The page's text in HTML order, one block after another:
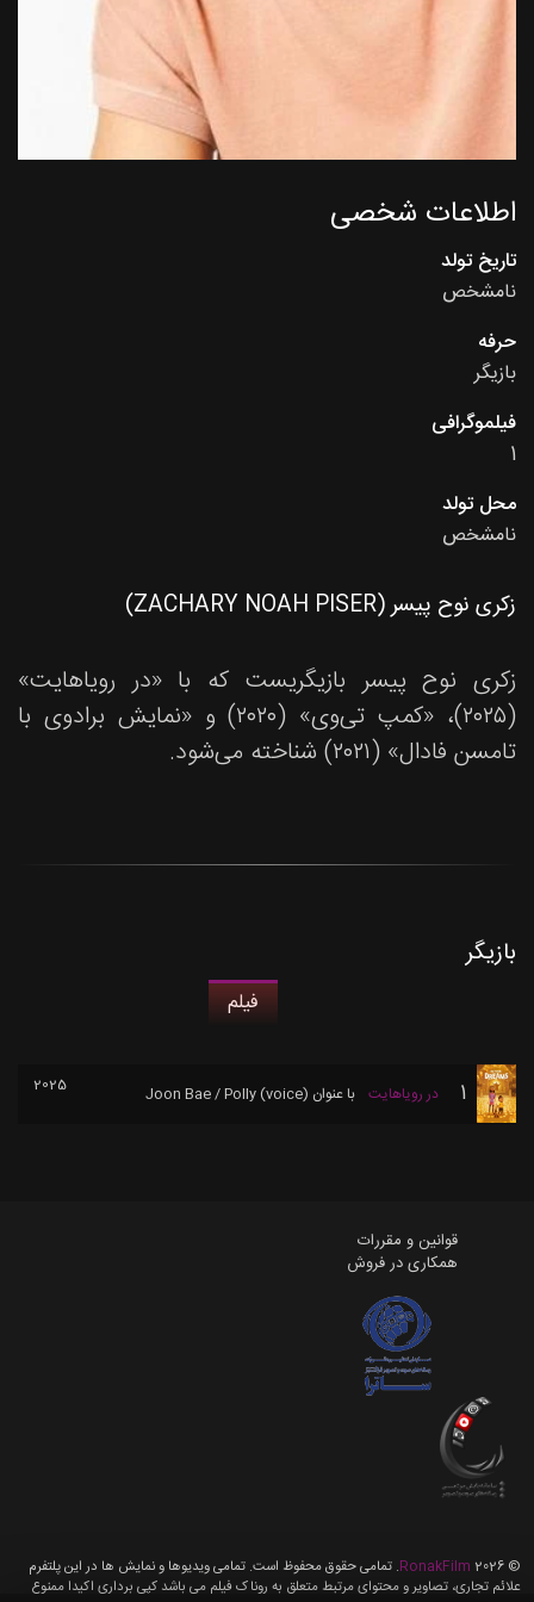
اطلاعات شخصی
تاریخ تولد
نامشخص
حرفه
بازیگر
فیلموگرافی
1
محل تولد
نامشخص
زکری نوح پیسر (ZACHARY NOAH PISER)
زکری نوح پیسر بازیگریست که با «در رویاهایت»
(۲۰۲۵)، «کمپ تی‌وی» (۲۰۲۰) و «نمایش برادوی با
تامسن فادال» (۲۰۲۱) شناخته می‌شود.
بازیگر
فیلم
1 در رویاهایت با عنوان Joon Bae / Polly (voice)
2025
قوانین و مقررات
همکاری در فروش
©
2026
RonakFilm. تمامی حقوق محفوظ است. تمامی ویدیوها و نمایش ها در این پلتفرم
علائم تجاری، تصاویر و محتوای مرتبط متعلق به روناک فیلم می باشد کپی برداری اکیدا ممنوع